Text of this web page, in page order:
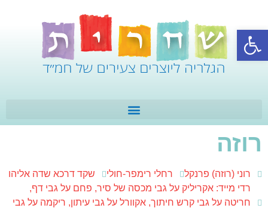
פתח סרגל נגישות
רוזה
רוני (רוזה) פרנקל רחלי רימפר-חולי
שקד דרכא שדה אליהו
רדי מייד: אקריליק על גבי מכסה של סיר, פחם על גבי דף,
חריטה על גבי קרש חיתוך, אקוורל על גבי עיתון, ריקמה על גבי